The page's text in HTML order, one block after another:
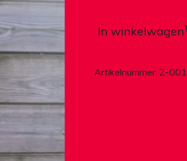
In winkelwagen
Artikelnummer: Z-001